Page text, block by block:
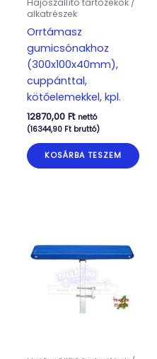
alkatrészek
Orrtámasz
gumicsónakhoz
(300x100x40mm),
cuppánttal,
kötőelemekkel, kpl.
12870,00 Ft nettó
(16344,90 Ftbruttó)
KOSÁRBA TESZEM